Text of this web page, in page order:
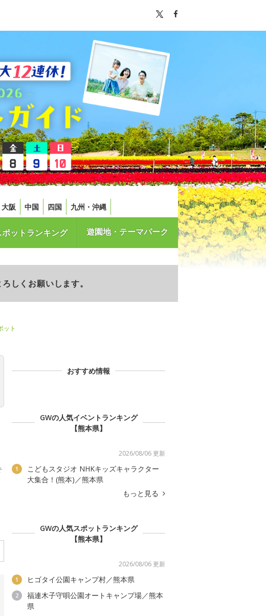
大阪 中国 四国 九州・沖縄
ットランキング 遊園地・テーマパーク
しくお願いします。
ット
おすすめ情報
GWの人気イベントランキング
【熊本県】
2026/08/06 更新
1
こどもスタジオ NHKキッズキャラクター
大集合！(熊本)／熊本県
もっと見る
GWの人気スポットランキング
【熊本県】
2026/08/06 更新
1 ヒゴタイ公園キャンプ村／熊本県
2
福連木子守唄公園オートキャンプ場／熊本
県